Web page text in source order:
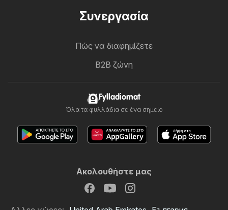
Συνεργασία
Πώς να διαφημίζετε
B2B ζώνη
Fylladiomat
Όλα τα φυλλάδια σε ένα σημείο
Ακολουθήστε μας